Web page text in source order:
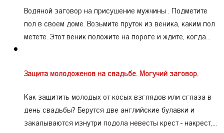
Водяной заговор на присушение мужчины . Подметите
пол в своем доме. Возьмите пруток из веника, каким пол
метете. Этот веник положите на пороге и ждите, когда…
Защита молодоженов на свадьбе. Могучий заговор.
Как защитить молодых от косых взглядов или сглаза в
день свадьбы? Берутся две английские булавки и
закалываются изнутри подола невесты крест - накрест,…